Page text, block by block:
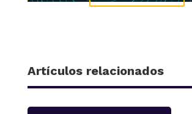
Artículos relacionados